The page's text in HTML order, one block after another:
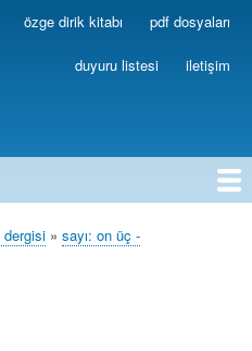
Ana
içeriğe
özge dirik kitabı pdf dosyaları
duyuru listesi iletişim
dergisi
sayı: on üç -